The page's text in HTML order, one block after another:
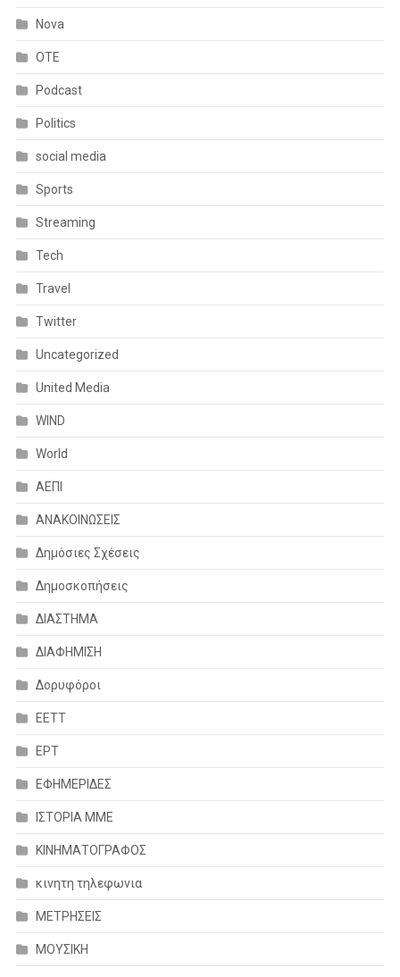
Nova
OTE
Podcast
Politics
social media
Sports
Streaming
Tech
Travel
Twitter
Uncategorized
United Media
WIND
World
ΑΕΠΙ
ΑΝΑΚΟΙΝΩΣΕΙΣ
Δημόσιες Σχέσεις
Δημοσκοπήσεις
ΔΙΑΣΤΗΜΑ
ΔΙΑΦΗΜΙΣΗ
Δορυφόροι
ΕΕΤΤ
ΕΡΤ
ΕΦΗΜΕΡΙΔΕΣ
ΙΣΤΟΡΙΑ ΜΜΕ
ΚΙΝΗΜΑΤΟΓΡΑΦΟΣ
κινητη τηλεφωνια
ΜΕΤΡΗΣΕΙΣ
ΜΟΥΣΙΚΗ